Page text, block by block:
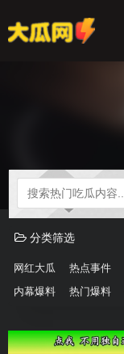
分类筛选
网红大瓜 热点事件
内幕爆料 热门爆料